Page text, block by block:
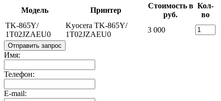
Модель
Принтер
Стоимость в
руб.
Кол-
во
TK-865Y/
1T02JZAEU0
Kyocera TK-865Y/
1T02JZAEU0
3 000
Отправить запрос
Имя:
Телефон:
E-mail: